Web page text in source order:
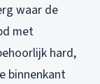
waar de
met
hard,
binnenkant